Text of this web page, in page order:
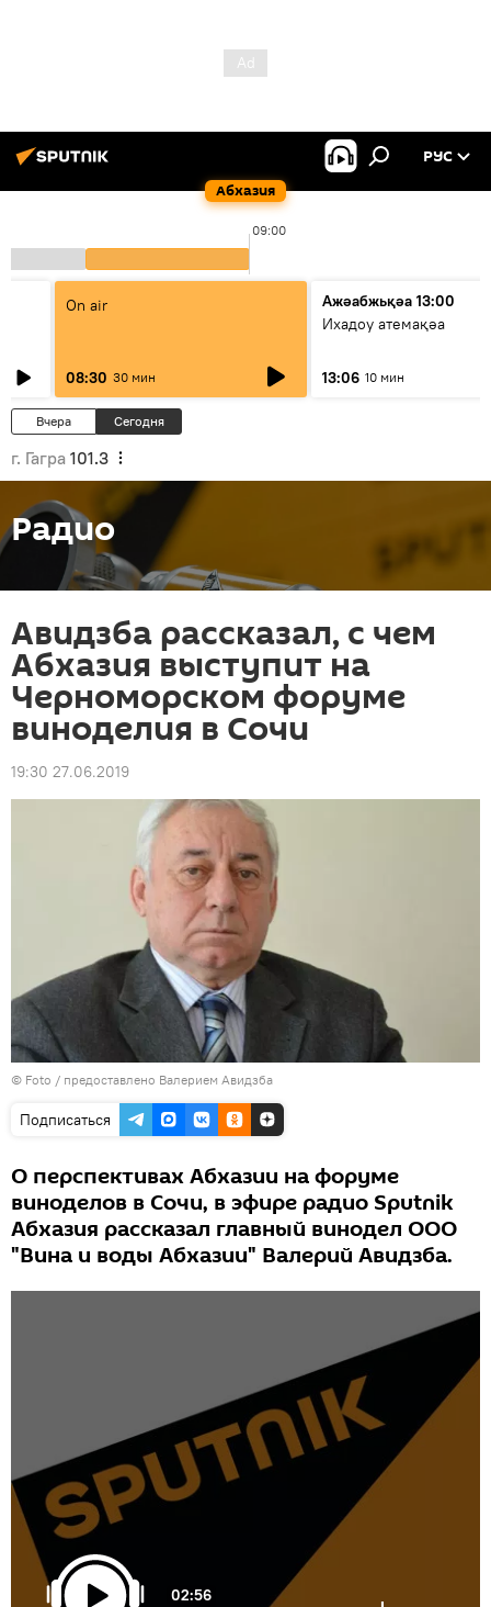
Абхазия
РУС
09:00
On air
08:30 30 мин
Ажәабжьқәа 13:00
Ихадоу атемақәа
13:06 10 мин
Вчера Сегодня
г. Гагра 101.3
Радио
Авидзба рассказал, с чем
Абхазия выступит на
Черноморском форуме
виноделия в Сочи
19:30 27.06.2019
© Foto / предоставлено Валерием Авидзба
Подписаться
О перспективах Абхазии на форуме
виноделов в Сочи, в эфире радио Sputnik
Абхазия рассказал главный винодел ООО
"Вина и воды Абхазии" Валерий Авидзба.
02:56